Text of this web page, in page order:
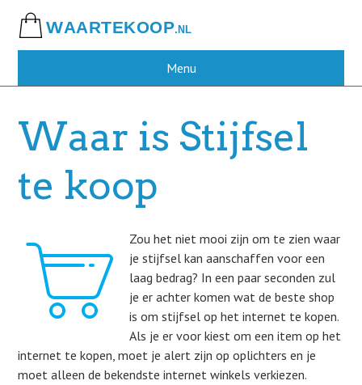
main
Menu
Waar is Stijfsel
te koop
Zou het niet mooi zijn om te zien waar
je stijfsel kan aanschaffen voor een
laag bedrag? In een paar seconden zul
je er achter komen wat de beste shop
is om stijfsel op het internet te kopen.
Als je er voor kiest om een item op het
internet te kopen, moet je alert zijn op oplichters en je
moet alleen de bekendste internet winkels verkiezen.